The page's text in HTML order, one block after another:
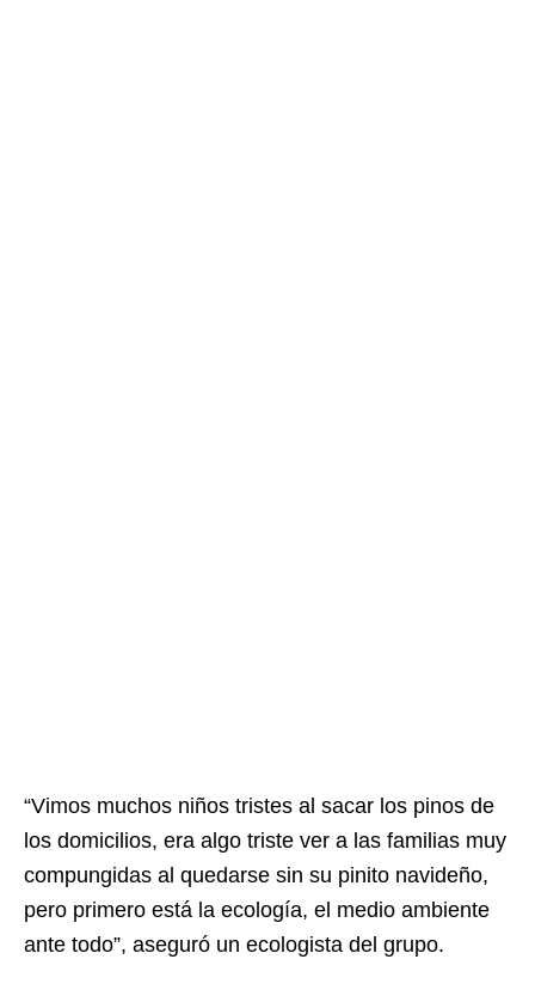
“Vimos muchos niños tristes al sacar los pinos de
los domicilios, era algo triste ver a las familias muy
compungidas al quedarse sin su pinito navideño,
pero primero está la ecología, el medio ambiente
ante todo”, aseguró un ecologista del grupo.